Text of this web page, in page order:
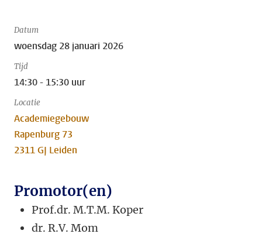
Datum
woensdag 28 januari 2026
Tijd
14:30 - 15:30 uur
Locatie
Academiegebouw
Rapenburg 73
2311 GJ Leiden
Promotor(en)
Prof.dr. M.T.M. Koper
dr. R.V. Mom